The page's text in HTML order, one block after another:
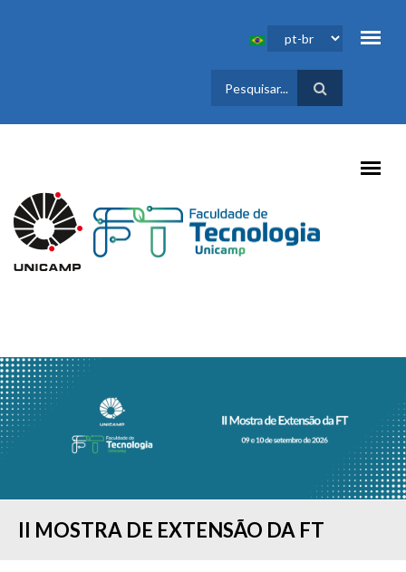
FORMULÁRIO
DE BUSCA
II MOSTRA DE EXTENSÃO DA FT
CONCURSO "MINHA PESQUISA EM 90
COLAÇÃO DE GRAU - FORMANDOS DO
ESTUDANTES DA FT-UNICAMP
RESULTADO DO PROCESSO SELETIVO
IMAGELAB DA FT/UNICAMP
COMISSÃO DE ACESSIBILIDADE
FT SEDIA “I SIMPÓSIO BRASILEIRO DE
FT REALIZA O I WORKSHOP DE